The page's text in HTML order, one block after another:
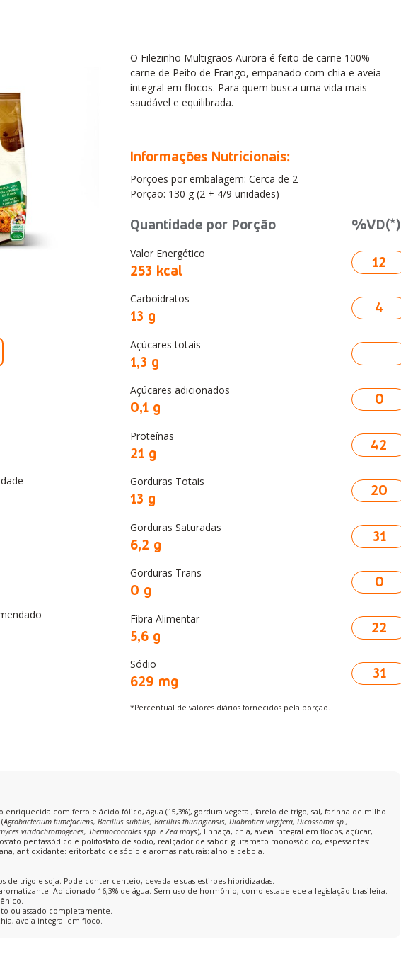
O Filezinho Multigrãos Aurora é feito de carne 100%
carne de Peito de Frango, empanado com chia e aveia
integral em flocos. Para quem busca uma vida mais
saudável e equilibrada.
Informações Nutricionais:
Porções por embalagem: Cerca de 2
Porção: 130 g (2 + 4/9 unidades)
Quantidade por Porção %VD(*)
Valor Energético
253 kcal 12
Carboidratos
13 g 4
Açúcares totais
1,3 g
Açúcares adicionados
0,1 g 0
Proteínas
21 g 42
Gorduras Totais
13 g 20
Gorduras Saturadas
6,2 g 31
Gorduras Trans
0 g 0
Fibra Alimentar
5,6 g 22
Sódio
629 mg 31
*Percentual de valores diários fornecidos pela porção.
enriquecida com ferro e ácido fólico, água (15,3%), gordura vegetal, farelo de trigo, sal, farinha de milho
Agrobacterium tumefaciens, Bacillus subtilis, Bacillus thuringiensis, Diabrotica virgifera, Dicossoma sp.,
viridochromogenes, Thermococcales spp. e Zea mays), linhaça, chia, aveia integral em flocos, açúcar,
pentassódico e polifosfato de sódio, realçador de sabor: glutamato monossódico, espessantes:
antioxidante: eritorbato de sódio e aromas naturais: alho e cebola.
de trigo e soja. Pode conter centeio, cevada e suas estirpes hibridizadas.
Adicionado 16,3% de água. Sem uso de hormônio, como estabelece a legislação brasileira.
ou assado completamente.
aveia integral em floco.